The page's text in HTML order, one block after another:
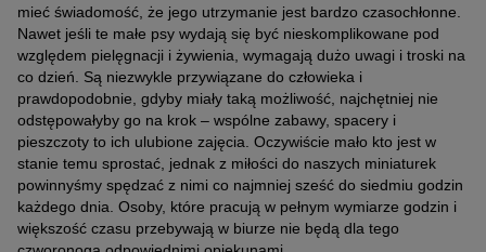
mieć świadomość, że jego utrzymanie jest bardzo czasochłonne.
Nawet jeśli te małe psy wydają się być nieskomplikowane pod
względem pielęgnacji i żywienia, wymagają dużo uwagi i troski na
co dzień. Są niezwykle przywiązane do człowieka i
prawdopodobnie, gdyby miały taką możliwość, najchętniej nie
odstępowałyby go na krok – wspólne zabawy, spacery i
pieszczoty to ich ulubione zajęcia. Oczywiście mało kto jest w
stanie temu sprostać, jednak z miłości do naszych miniaturek
powinnyśmy spędzać z nimi co najmniej sześć do siedmiu godzin
każdego dnia. Osoby, które pracują w pełnym wymiarze godzin i
większość czasu przebywają w biurze nie będą dla tego